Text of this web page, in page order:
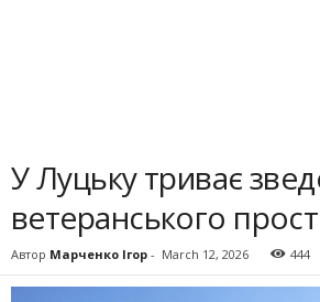
У Луцьку триває
ветеранського
Автор Марченко Ігор - March 12, 2026 444